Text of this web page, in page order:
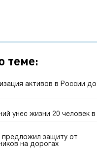
теме:
активов в России
унес жизни 20 человек
предложил защиту от
на дорогах